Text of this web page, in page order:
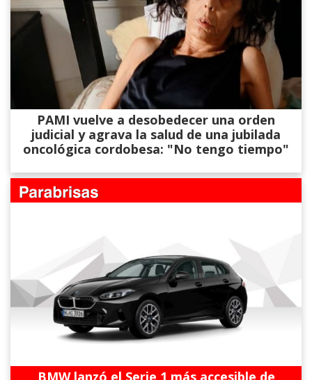
PAMI vuelve a desobedecer una orden
judicial y agrava la salud de una jubilada
oncológica cordobesa: "No tengo tiempo"
BMW lanzó el Serie 1 más accesible de